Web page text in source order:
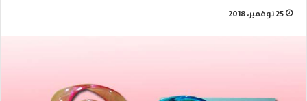
25 نوفمبر، 2018